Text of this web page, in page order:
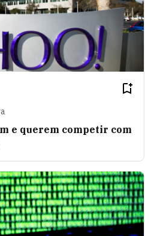
e querem competir com